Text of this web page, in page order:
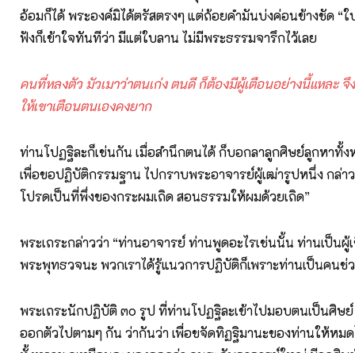
อ้อมก็ได้ พระองค์มิได้ตรัสตรงๆ แต่ถ้อยคำมันบ่งค่อนข้างชัด “ใ
ฟังก็เข้าใจทันทีว่า มีแต่ใบลาน ไม่มีพระธรรมจารึกไว้เลย
คนที่หลงตัว มัวเมาว่าตนเก่ง ตนดี ก็ต้องมีผู้เตือนอย่างนี้แหละ จึ
ให้เขาเตือนตนเองคงยาก
ท่านโปฏฐิละก็เช่นกัน เมื่อสำนึกตนได้ ก็บอกลาลูกศิษย์ลูกหาทั้ง
เพื่อขอปฏิบัติกรรมฐาน ไปกราบพระอาจารย์ผู้เฒ่ารูปหนึ่ง กล่า
โปรดเป็นที่พึ่งของกระผมเถิด สอนธรรมให้ผมด้วยเถิด”
พระเถระกล่าวว่า “ท่านอาจารย์ ท่านพูดอะไรเช่นนั้น ท่านเป็น
พระพุทธวจนะ พวกเราได้รู้แนวการปฏิบัติก็เพราะท่านเป็นคน
พระเถระนักปฏิบัติ ๓๐ รูป ที่ท่านโปฏฐิละเข้าไปมอบตนเป็นศิษ
ออกตัวไปตามๆ กัน ว่ากันว่า เพื่อขจัดทิฏฐิมานะของท่านให้หม